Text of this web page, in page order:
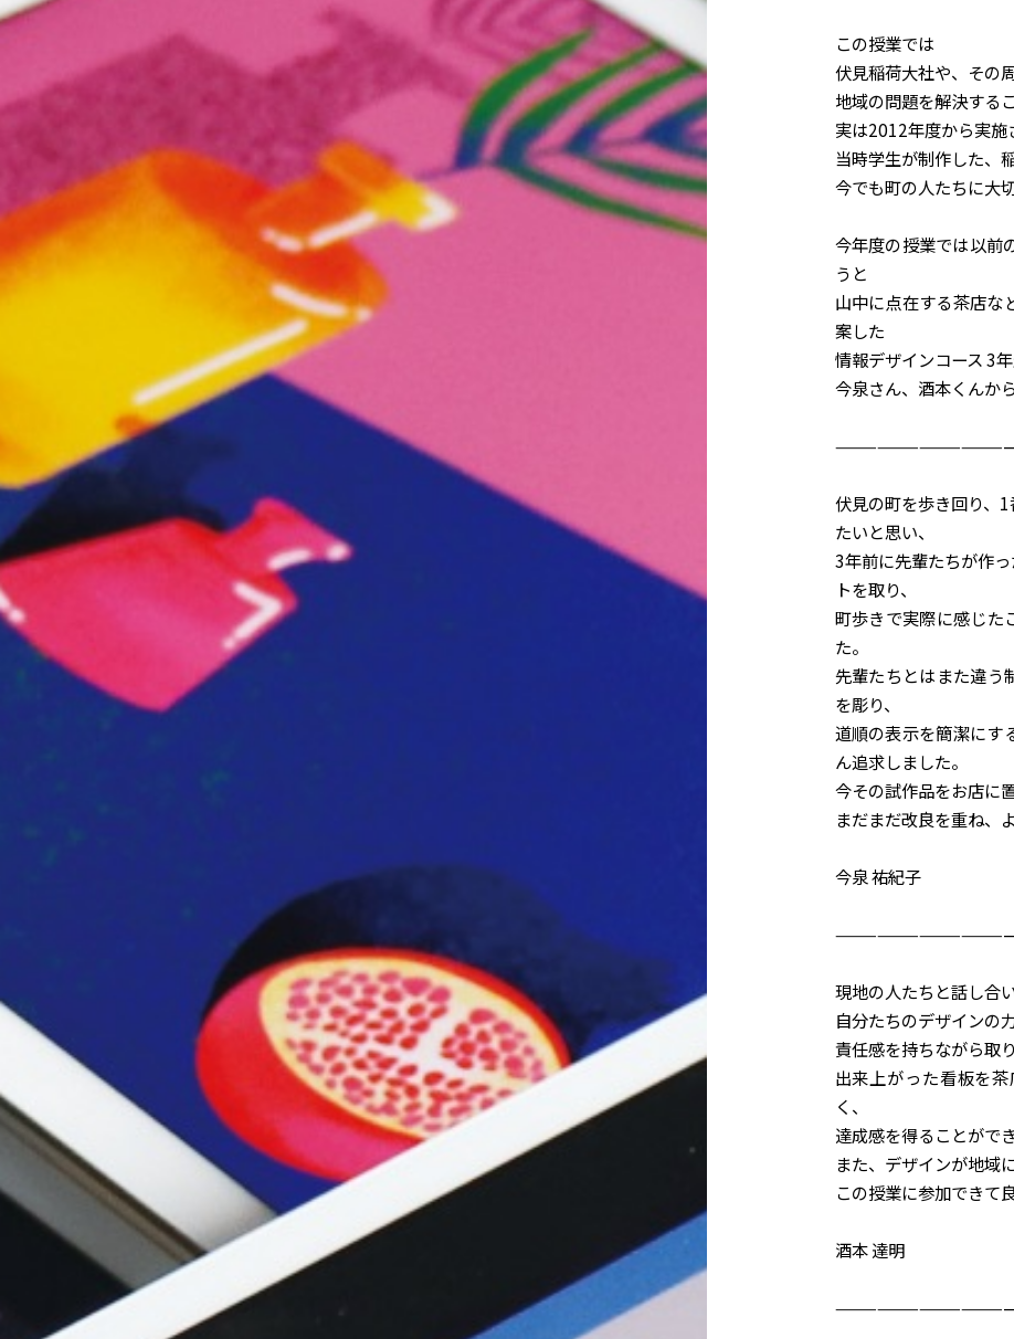
この授業では
伏見稲荷大社や、その
地域の問題を解決する
実は2012年度から実施
当時学生が制作した、
今でも町の人たちに大
今年度の授業では以前
うと
山中に点在する茶店な
案した
情報デザインコース 3
今泉さん、酒本くんか
伏見の町を歩き回り、
たいと思い、
3年前に先輩たちが作
トを取り、
町歩きで実際に感じた
た。
先輩たちとはまた違う
を彫り、
道順の表示を簡潔にす
ん追求しました。
今その試作品をお店に
まだまだ改良を重ね、
今泉 祐紀子
現地の人たちと話し合
自分たちのデザインの
責任感を持ちながら取
出来上がった看板を
く、
達成感を得ることがで
また、デザインが地域
この授業に参加できて
酒本 達明